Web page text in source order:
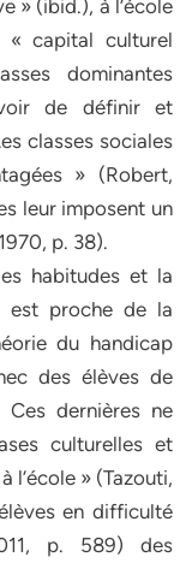
» (ibid.), à l’école
« capital culturel
dominantes
de définir et
classes sociales
» (Robert,
leur imposent un
p. 38).
habitudes et la
est proche de la
du handicap
des élèves de
Ces dernières ne
culturelles et
l’école » (Tazouti,
en difficulté
p. 589) des